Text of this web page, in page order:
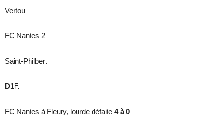
Vertou
FC Nantes 2
Saint-Philbert
D1F.
FC Nantes à Fleury, lourde défaite 4 à 0